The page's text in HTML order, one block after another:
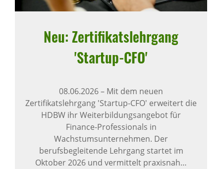
Neu: Zerti­fi­kats­lehr­gang
'Startup-CFO'
08.06.2026– Mit dem neuen
Zertifikatslehrgang 'Startup-CFO' erweitert die
HDBW ihr Weiterbildungsangebot für
Finance-Professionals in
Wachstumsunternehmen. Der
berufsbegleitende Lehrgang startet im
Oktober 2026 und vermittelt praxisnah…